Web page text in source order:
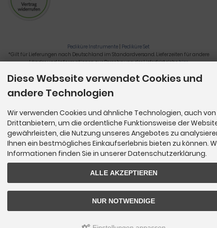
Pediküre Instrumente | Pediküre Set
*Gilt für Lieferungen nach Deutschland im Standardversand. Lieferzeiten für andere
Länder und Informationen zur Berechnung der Lieferfrist siehehier.
Nagelzange, Podologie, Pediküre, Fußpflegegeräte, Nagelfräser © 2026
Diese Webseite verwendet Cookies und
andere Technologien
Wir verwenden Cookies und ähnliche Technologien, auch von
Drittanbietern, um die ordentliche Funktionsweise der
gewährleisten, die Nutzung unseres Angebotes zu
Ihnen ein bestmögliches Einkaufserlebnis bieten zu können.
Informationen finden Sie in unserer Datenschutzerklärung.
ALLE AKZEPTIEREN
NUR NOTWENDIGE